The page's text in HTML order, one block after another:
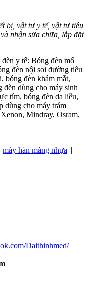
bị, vật tư y tế, vật tư tiêu
nhận sửa chữa, lắp đặt
y tế: Bóng đèn mổ
đèn nội soi đường tiêu
bóng đèn khám mắt,
đèn dùng cho máy sinh
tím, bóng đèn da liễu,
dùng cho máy trám
Mindray, Osram,
máy hàn màng nhựa ||
Daithinhmed/